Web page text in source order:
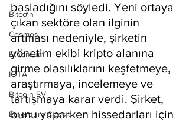
Bitcoin
Cosmos
Ethereum
IOTA
Bitcoin SV
Ethereum Classic
başladığını söyledi. Yeni ortaya
çıkan sektöre olan ilginin
artması nedeniyle, şirketin
yönetim ekibi kripto alanına
girme olasılıklarını keşfetmeye,
araştırmaya, incelemeye ve
tartışmaya karar verdi. Şirket,
bunu yaparken hissedarları için